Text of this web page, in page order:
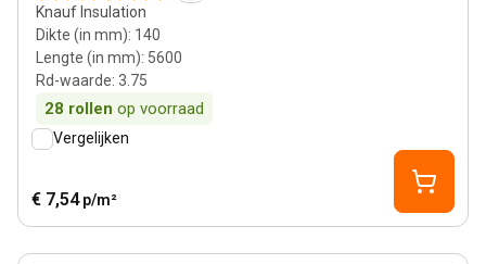
Knauf Insulation
Dikte (in mm): 140
Lengte (in mm): 5600
Rd-waarde: 3.75
28 rollen op voorraad
Vergelijken
€ 7,54 p/m²